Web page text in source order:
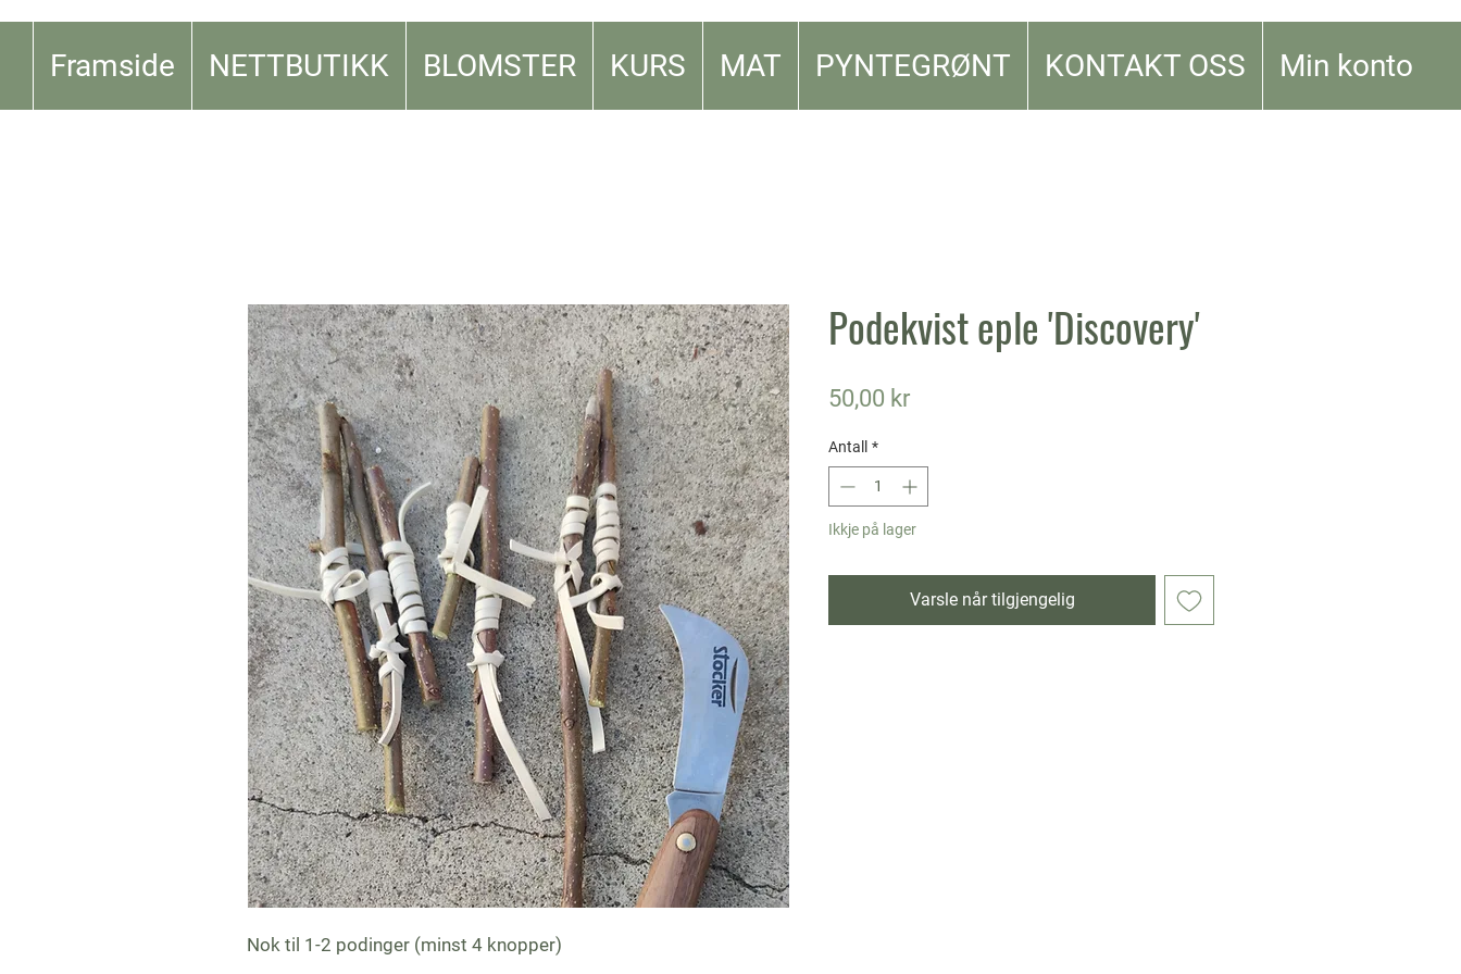
Framside NETTBUTIKK BLOMSTER KURS MAT PYNTEGRØNT KONTAKT OSS Min konto
Nok til 1-2 podinger (minst 4 knopper)
Podekvist eple 'Discovery'
50,00 krPris
Antall *
Ikkje på lager
Varsle når tilgjengelig